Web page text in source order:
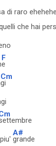
di raro
che hai
F
e
Cm
gi
A#
grande